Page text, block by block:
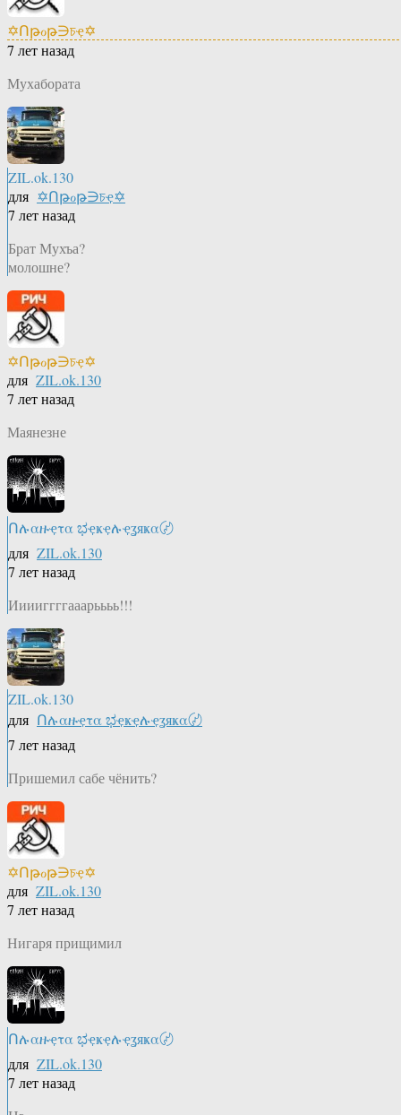
✡Ոթℴթ∋চҿ✡
7 лет назад
Мухабората
ZIL.ok.130
для ✡Ոթℴթ∋চҿ✡
7 лет назад
Брат Мухъа?
молошне?
✡Ոթℴթ∋চҿ✡
для ZIL.ok.130
7 лет назад
Маянезне
Ոሉαዙҿτα ಭҿҝҿሉҿʓяҝα〄
для ZIL.ok.130
7 лет назад
Ииииггггааарьььь!!!
ZIL.ok.130
для Ոሉαዙҿτα ಭҿҝҿሉҿʓяҝα〄
7 лет назад
Пришемил сабе чёнить?
✡Ոթℴթ∋চҿ✡
для ZIL.ok.130
7 лет назад
Нигаря прищимил
Ոሉαዙҿτα ಭҿҝҿሉҿʓяҝα〄
для ZIL.ok.130
7 лет назад